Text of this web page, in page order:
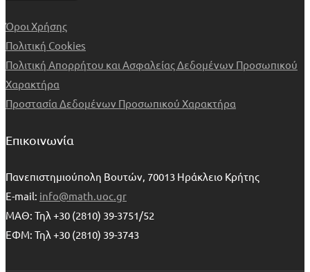
Όροι Χρήσης
Πολιτική Cookies
Πολιτική Απορρήτου και Ασφαλείας Δεδομένων Προσωπικού
Χαρακτήρα
Προστασία Δεδομένων Προσωπικού Χαρακτήρα
Επικοινωνία
Πανεπιστημιούπολη Βουτών, 70013 Ηράκλειο Κρήτης
E-mail: info@math.uoc.gr
ΜΑΘ: Τηλ +30 (2810) 39-3751/52
ΕΦΜ: Τηλ +30 (2810) 39-3743